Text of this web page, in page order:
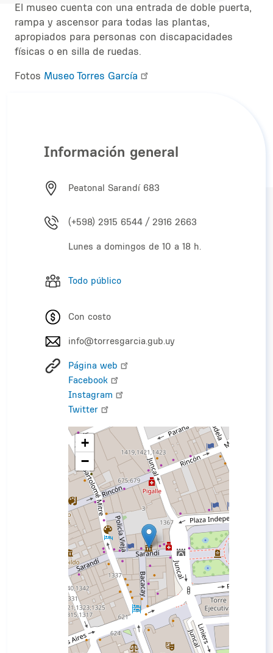
El museo cuenta con una entrada de doble puerta,
rampa y ascensor para todas las plantas,
apropiados para personas con discapacidades
físicas o en silla de ruedas.
Fotos Museo Torres García
Información general
Peatonal Sarandí 683
(+598) 2915 6544 / 2916 2663
Lunes a domingos de 10 a 18 h.
Todo público
Con costo
info@torresgarcia.gub.uy
Página web
Facebook
Instagram
Twitter
+
−